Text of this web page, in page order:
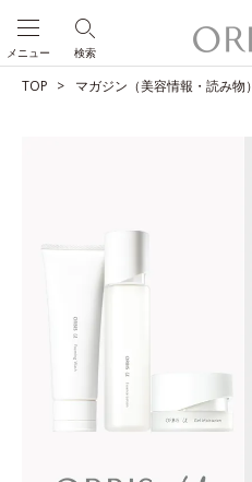
検索
メニュー
TOP マガジン（美容情報・読み物）